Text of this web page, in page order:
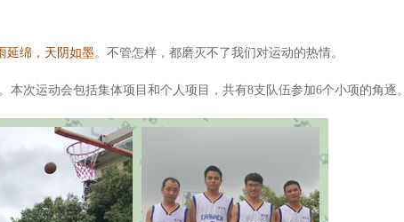
延绵，天阴如墨。不管怎样，都磨灭不了我们对运动的热情。
本次运动会包括集体项目和个人项目，共有8支队伍参加6个小项的角逐。